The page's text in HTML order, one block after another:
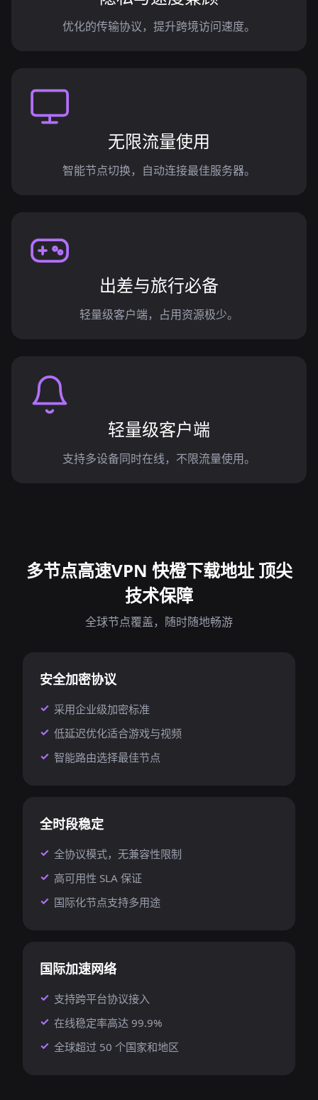
优化的传输协议，提升跨境访问速度。
无限流量使用
智能节点切换，自动连接最佳服务器。
出差与旅行必备
轻量级客户端，占用资源极少。
轻量级客户端
支持多设备同时在线，不限流量使用。
多节点高速VPN 快橙下载地址 顶尖
技术保障
全球节点覆盖，随时随地畅游
安全加密协议
采用企业级加密标准
低延迟优化适合游戏与视频
智能路由选择最佳节点
全时段稳定
全协议模式，无兼容性限制
高可用性 SLA 保证
国际化节点支持多用途
国际加速网络
支持跨平台协议接入
在线稳定率高达 99.9%
全球超过 50 个国家和地区